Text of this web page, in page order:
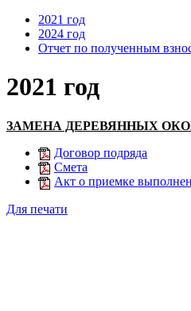
2021 год
2024 год
Отчет по полученным
2021 год
ЗАМЕНА ДЕРЕВЯННЫХ
Договор подряда
Смета
Акт о приемке
Для печати